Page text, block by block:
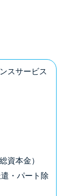
スサービス
資本金）
・パート除